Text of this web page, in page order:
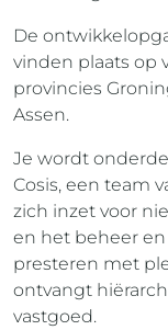
De
vinden plaats op
provincies
Assen.
Je wordt
Cosis, een team
zich inzet voor
en het beheer
presteren met
ontvangt
vastgoed.